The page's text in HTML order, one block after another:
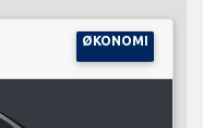
ØKONOMI